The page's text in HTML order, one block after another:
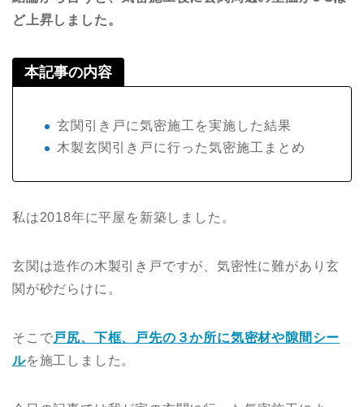
ど上昇しました。
本記事の内容
玄関引き戸に気密施工を実施した結果
木製玄関引き戸に行った気密施工まとめ
私は2018年に平屋を新築しました。
玄関は造作の木製引き戸ですが、気密性に難があり玄
関が砂だらけに。
そこで戸尻、下框、戸先の３か所に気密材や隙間シー
ルを施工しました。